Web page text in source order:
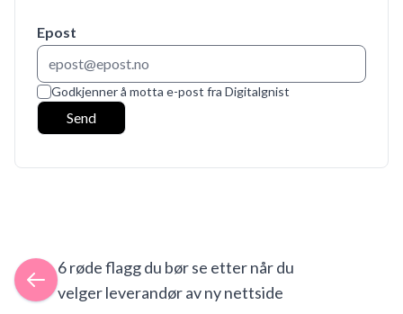
Epost
Godkjenner å motta e-post fra Digitalgnist
Send
6 røde flagg du bør se etter når du
velger leverandør av ny nettside